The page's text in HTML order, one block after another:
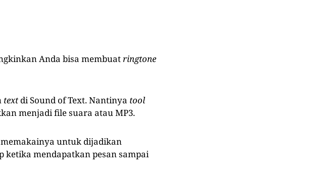
Anda bisa membuatringtone
textdi Sound of Text. Nantinya tool
menjadi file suara atau MP3.
untuk dijadikan
ketika mendapatkan pesan sampai